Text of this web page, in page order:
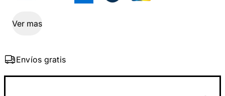
Ver mas
Envíos gratis